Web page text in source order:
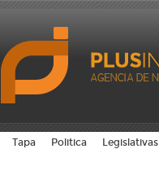
Tapa Politica Legislativas